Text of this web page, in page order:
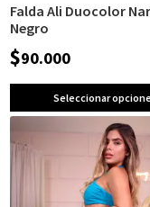
Falda Ali Duocolor
Negro
$90.000
Seleccionar